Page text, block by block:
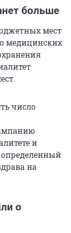
больше
мест
медицинских
число
и
определенный
на
о